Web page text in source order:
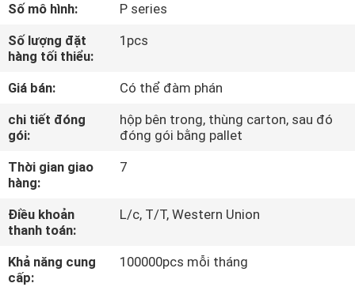
CHUYẾN
THAM
QUAN
NHÀ
MÁY
KIỂM
SOÁT
CHẤT
LƯỢNG
Số mô hình:
P series
Số lượng đặt
hàng tối thiểu:
1pcs
Giá bán:
Có thể đàm phán
chi tiết đóng
gói:
hộp bên trong, thùng carton, sau đó
đóng gói bằng pallet
Thời gian giao
hàng:
7
Điều khoản
thanh toán:
L/c, T/T, Western Union
Khả năng cung
cấp:
100000pcs mỗi tháng